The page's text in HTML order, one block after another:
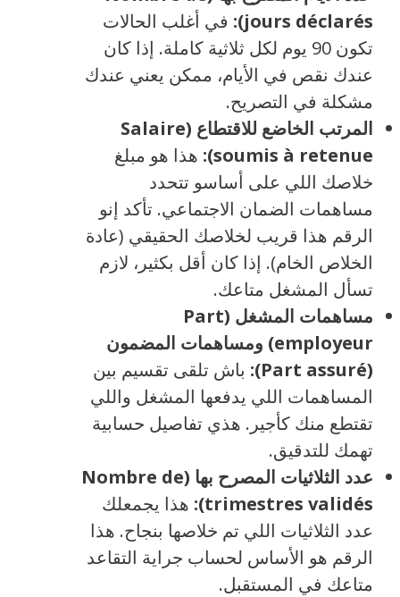
jours déclarés):
في أغلب الحالات
تكون 90 يوم لكل ثلاثية كاملة. إذا كان
عندك نقص في الأيام، ممكن يعني عندك
مشكلة في التصريح.
المرتب الخاضع للاقتطاع (Salaire
soumis à retenue):
هذا هو مبلغ
خلاصك اللي على أساسو تتحدد
مساهمات الضمان الاجتماعي. تأكد إنو
الرقم هذا قريب لخلاصك الحقيقي (عادة
الخلاص الخام). إذا كان أقل بكثير، لازم
تسأل المشغل متاعك.
مساهمات المشغل (Part
employeur) ومساهمات المضمون
(Part assuré):
باش تلقى تقسيم بين
المساهمات اللي يدفعها المشغل واللي
تقتطع منك كأجير. هذي تفاصيل حسابية
تهمك للتدقيق.
عدد الثلاثيات المصرح بها (Nombre de
trimestres validés):
هذا يجمعلك
عدد الثلاثيات اللي تم خلاصها بنجاح. هذا
الرقم هو الأساس لحساب جراية التقاعد
متاعك في المستقبل.